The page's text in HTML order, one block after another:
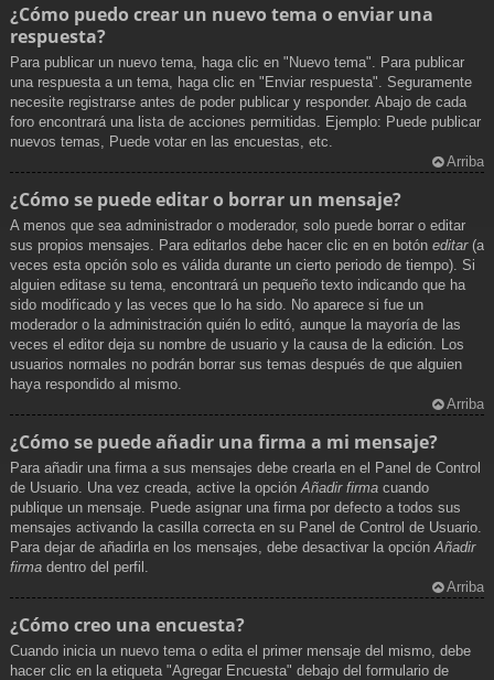
¿Cómo puedo crear un nuevo tema o enviar una
respuesta?
Para publicar un nuevo tema, haga clic en "Nuevo tema". Para publicar
una respuesta a un tema, haga clic en "Enviar respuesta". Seguramente
necesite registrarse antes de poder publicar y responder. Abajo de cada
foro encontrará una lista de acciones permitidas. Ejemplo: Puede publicar
nuevos temas, Puede votar en las encuestas, etc.
Arriba
¿Cómo se puede editar o borrar un mensaje?
A menos que sea administrador o moderador, solo puede borrar o editar
sus propios mensajes. Para editarlos debe hacer clic en en botón editar(a
veces esta opción solo es válida durante un cierto periodo de tiempo). Si
alguien editase su tema, encontrará un pequeño texto indicando que ha
sido modificado y las veces que lo ha sido. No aparece si fue un
moderador o la administración quién lo editó, aunque la mayoría de las
veces el editor deja su nombre de usuario y la causa de la edición. Los
usuarios normales no podrán borrar sus temas después de que alguien
haya respondido al mismo.
Arriba
¿Cómo se puede añadir una firma a mi mensaje?
Para añadir una firma a sus mensajes debe crearla en el Panel de Control
de Usuario. Una vez creada, active la opción Añadir firma cuando
publique un mensaje. Puede asignar una firma por defecto a todos sus
mensajes activando la casilla correcta en su Panel de Control de Usuario.
Para dejar de añadirla en los mensajes, debe desactivar la opción Añadir
firma dentro del perfil.
Arriba
¿Cómo creo una encuesta?
Cuando inicia un nuevo tema o edita el primer mensaje del mismo, debe
hacer clic en la etiqueta "Agregar Encuesta" debajo del formulario de